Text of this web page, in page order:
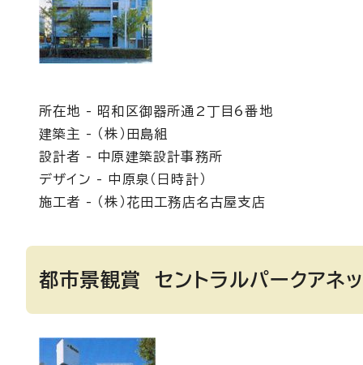
所在地 - 昭和区御器所通2丁目6番地
建築主 - （株）田島組
設計者 - 中原建築設計事務所
デザイン - 中原泉（日時計）
施工者 - （株）花田工務店名古屋支店
都市景観賞 セントラルパークアネ